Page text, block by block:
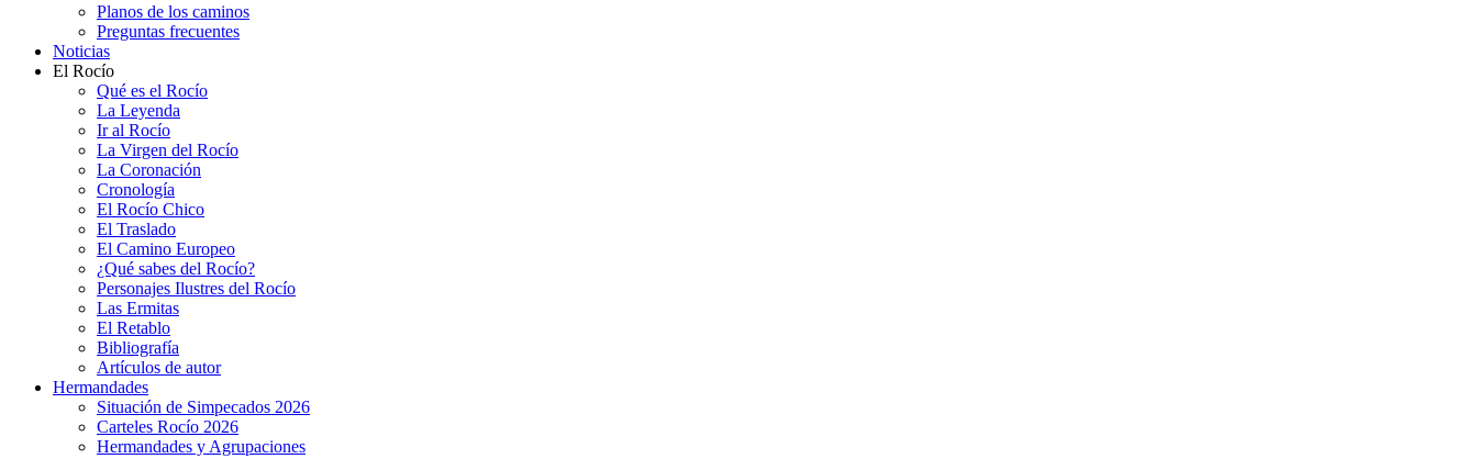
Planos de los caminos
Preguntas frecuentes
Noticias
El Rocío
Qué es el Rocío
La Leyenda
Ir al Rocío
La Virgen del Rocío
La Coronación
Cronología
El Rocío Chico
El Traslado
El Camino Europeo
¿Qué sabes del Rocío?
Personajes Ilustres del Rocío
Las Ermitas
El Retablo
Bibliografía
Artículos de autor
Hermandades
Situación de Simpecados 2026
Carteles Rocío 2026
Hermandades y Agrupaciones